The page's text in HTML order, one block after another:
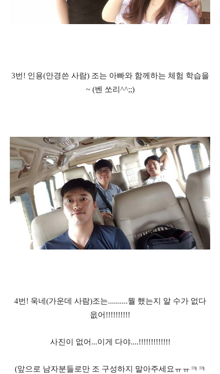
3번! 인용(안경쓴 사람) 조는 아빠와 함께하는 체험 학습을
~ (벤 쏘리 ^^;;)
4번 ! 욱네 (가운데 사람)조는..........뭘 했는지 알 수가 없다
읎어 !!!!!!!!!!
사진이 없어 ...이게 다야....!!!!!!!!!!!!!
(앞으로 남자분들로만 조 구성하지 말아주세요ㅠㅠㅋㅋ